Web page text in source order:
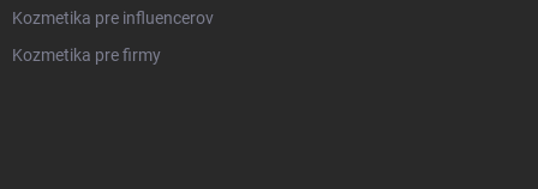
Kozmetika pre influencerov
Kozmetika pre firmy